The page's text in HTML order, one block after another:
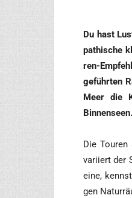
Du hast
pa­thi­sche
ren-
geführ­ten
Meer die
Binnenseen.
Die
vari­iert der
eine,
gen